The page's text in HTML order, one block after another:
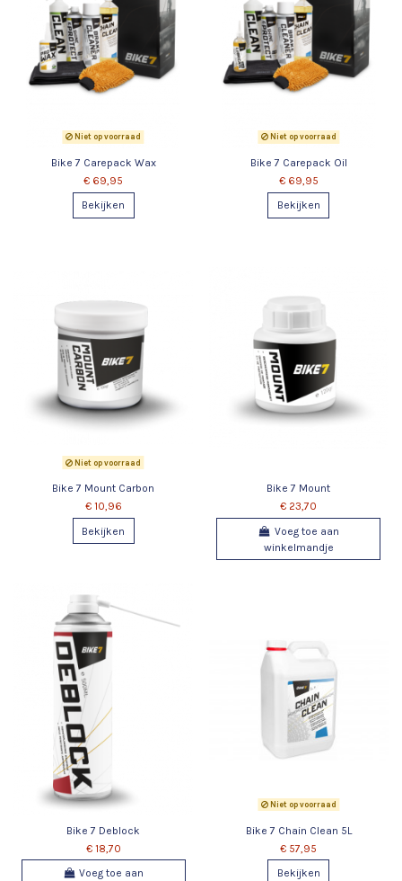
Niet op voorraad
Bike 7 Carepack Wax
€ 69,95
Bekijken
Niet op voorraad
Bike 7 Carepack Oil
€ 69,95
Bekijken
Niet op voorraad
Bike 7 Mount Carbon
€ 10,96
Bekijken
Bike 7 Mount
€ 23,70
Voeg toe aan
winkelmandje
Bike 7 Deblock
€ 18,70
Voeg toe aan
Niet op voorraad
Bike 7 Chain Clean 5L
€ 57,95
Bekijken